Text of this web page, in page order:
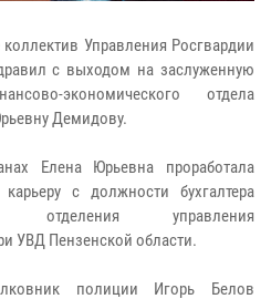
Управления Росгвардии
с выходом на заслуженную
экономического отдела
Демидову.
Елена Юрьевна проработала
с должности бухгалтера
отделения управления
УВД Пензенской области.
полиции Игорь Белов